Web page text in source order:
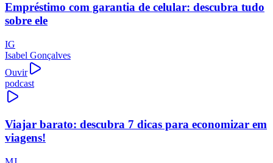
Empréstimo com garantia de celular: descubra tudo
sobre ele
IG
Isabel Gonçalves
Ouvir
podcast
Viajar barato: descubra 7 dicas para economizar em
viagens!